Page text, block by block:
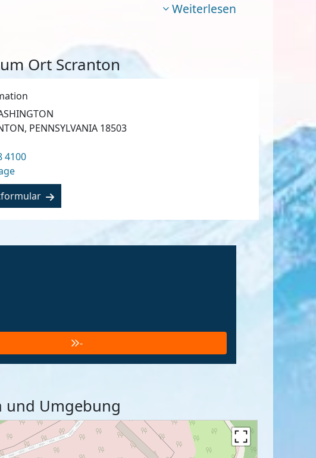
Weiterlesen
Ort Scranton
PENNSYLVANIA 18503
4100
-
Umgebung